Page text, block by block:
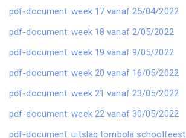
pdf-document: week 17 vanaf 25/04/2022
pdf-document: week 18 vanaf 2/05/2022
pdf-document: week 19 vanaf 9/05/2022
pdf-document: week 20 vanaf 16/05/2022
pdf-document: week 21 vanaf 23/05/2022
pdf-document: week 22 vanaf 30/05/2022
pdf-document: uitslag tombola schoolfeest